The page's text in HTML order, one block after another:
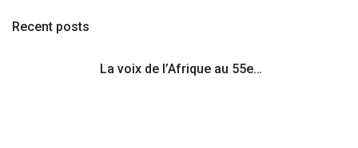
Recent posts
La voix de l’Afrique au 55e…